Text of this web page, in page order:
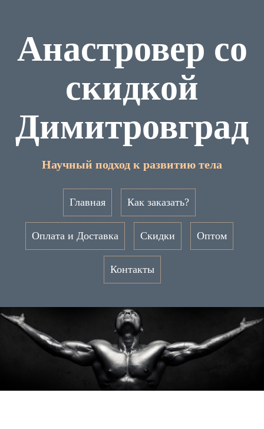
Анастровер со
скидкой
Димитровград
Научный подход к развитию тела
Главная Как заказать?
Оплата и Доставка Скидки Оптом
Контакты